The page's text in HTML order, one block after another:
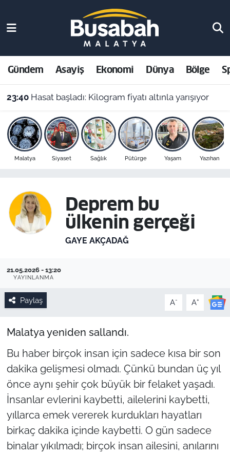
Gündem Asayiş Ekonomi Dünya Bölge
23:40 Hasat başladı: Kilogram fiyatı altınla yarışıyor
Malatya Siyaset Sağlık Pütürge Yaşam Yazıhan
Deprem bu
ülkenin gerçeği
GAYE AKÇADAĞ
21.05.2026 - 13:20
YAYINLANMA
Paylaş A- A+
Malatya yeniden sallandı.
Bu haber birçok insan için sadece kısa bir son
dakika gelişmesi olmadı. Çünkü bundan üç yıl
önce aynı şehir çok büyük bir felaket yaşadı.
İnsanlar evlerini kaybetti, ailelerini kaybetti,
yıllarca emek vererek kurdukları hayatları
birkaç dakika içinde kaybetti. O gün sadece
binalar yıkılmadı; birçok insan ailesini, anılarını
Asayiş
Ekonomi
Dünya
Bölge
Resmi İlanlar
Malatya Nöbetçi Eczaneler
Malatya Hava Durumu
Malatya Namaz Vakitleri
Malatya Trafik Yoğunluk Haritası
Süper Lig Puan Durumu ve Fikstür
Son Dakika Haberleri
Haber Arşivi